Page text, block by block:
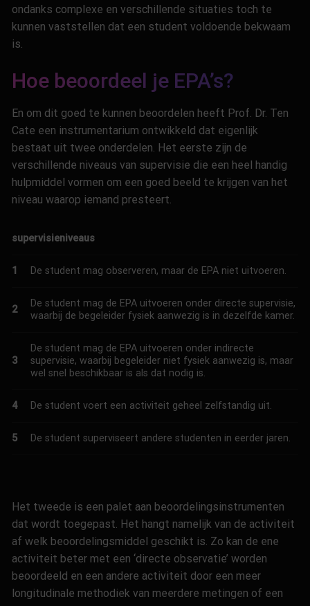
ondanks complexe en verschillende situaties toch te
kunnen vaststellen dat een student voldoende bekwaam
is.
Hoe beoordeel je EPA’s?
En om dit goed te kunnen beoordelen heeft Prof. Dr. Ten
Cate een instrumentarium ontwikkeld dat eigenlijk
bestaat uit twee onderdelen. Het eerste zijn de
verschillende niveaus van supervisie die een heel handig
hulpmiddel vormen om een goed beeld te krijgen van het
niveau waarop iemand presteert.
supervisieniveaus
1 De student mag observeren, maar de EPA niet uitvoeren.
2
De student mag de EPA uitvoeren onder directe supervisie,
waarbij de begeleider fysiek aanwezig is in dezelfde kamer.
3
De student mag de EPA uitvoeren onder indirecte
supervisie, waarbij begeleider niet fysiek aanwezig is, maar
wel snel beschikbaar is als dat nodig is.
4 De student voert een activiteit geheel zelfstandig uit.
5 De student superviseert andere studenten in eerder jaren.
Het tweede is een palet aan beoordelingsinstrumenten
dat wordt toegepast. Het hangt namelijk van de activiteit
af welk beoordelingsmiddel geschikt is. Zo kan de ene
activiteit beter met een ‘directe observatie’ worden
beoordeeld en een andere activiteit door een meer
longitudinale methodiek van meerdere metingen of een